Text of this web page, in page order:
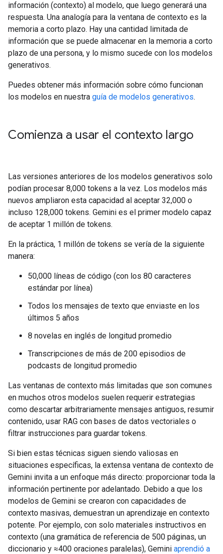
información (contexto) al modelo, que luego generará una
respuesta. Una analogía para la ventana de contexto es la
memoria a corto plazo. Hay una cantidad limitada de
información que se puede almacenar en la memoria a corto
plazo de una persona, y lo mismo sucede con los modelos
generativos.
Puedes obtener más información sobre cómo funcionan
los modelos en nuestra guía de modelos generativos.
Comienza a usar el contexto largo
Las versiones anteriores de los modelos generativos solo
podían procesar 8,000 tokens a la vez. Los modelos más
nuevos ampliaron esta capacidad al aceptar 32,000 o
incluso 128,000 tokens. Gemini es el primer modelo capaz
de aceptar 1 millón de tokens.
En la práctica, 1 millón de tokens se vería de la siguiente
manera:
50,000 líneas de código (con los 80 caracteres
estándar por línea)
Todos los mensajes de texto que enviaste en los
últimos 5 años
8 novelas en inglés de longitud promedio
Transcripciones de más de 200 episodios de
podcasts de longitud promedio
Las ventanas de contexto más limitadas que son comunes
en muchos otros modelos suelen requerir estrategias
como descartar arbitrariamente mensajes antiguos, resumir
contenido, usar RAG con bases de datos vectoriales o
filtrar instrucciones para guardar tokens.
Si bien estas técnicas siguen siendo valiosas en
situaciones específicas, la extensa ventana de contexto de
Gemini invita a un enfoque más directo: proporcionar toda la
información pertinente por adelantado. Debido a que los
modelos de Gemini se crearon con capacidades de
contexto masivas, demuestran un aprendizaje en contexto
potente. Por ejemplo, con solo materiales instructivos en
contexto (una gramática de referencia de 500 páginas, un
diccionario y ≈400 oraciones paralelas), Gemini aprendió a